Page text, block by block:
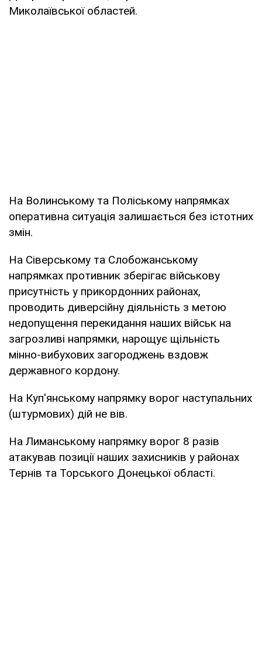
Миколаївської областей.
На Волинському та Поліському напрямках
оперативна ситуація залишається без істотних
змін.
На Сіверському та Слобожанському
напрямках противник зберігає військову
присутність у прикордонних районах,
проводить диверсійну діяльність з метою
недопущення перекидання наших військ на
загрозливі напрямки, нарощує щільність
мінно-вибухових загороджень вздовж
державного кордону.
На Куп'янському напрямку ворог наступальних
(штурмових) дій не вів.
На Лиманському напрямку ворог 8 разів
атакував позиції наших захисників у районах
Тернів та Торського Донецької області.